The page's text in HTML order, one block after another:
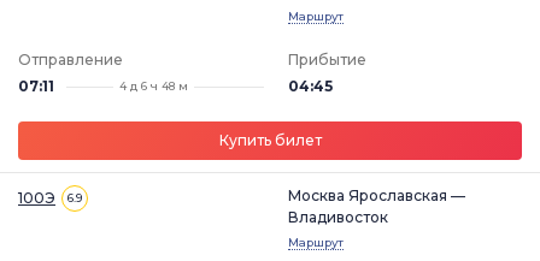
Маршрут
Отправление
07:11
4 д 6 ч 48 м
Прибытие
04:45
Купить билет
100Э 6.9
Москва Ярославская —
Владивосток
Маршрут